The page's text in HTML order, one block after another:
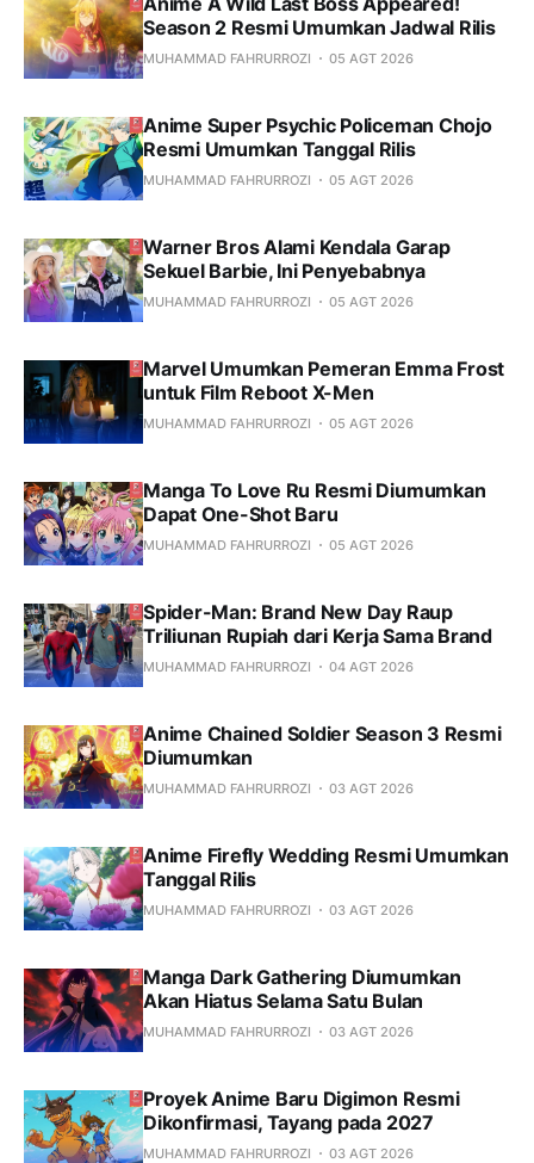
Season 2 Resmi Umumkan Jadwal Rilis
MUHAMMAD FAHRURROZI 05 AGT 2026
Anime Super Psychic Policeman Chojo
Resmi Umumkan Tanggal Rilis
MUHAMMAD FAHRURROZI 05 AGT 2026
Warner Bros Alami Kendala Garap
Sekuel Barbie, Ini Penyebabnya
MUHAMMAD FAHRURROZI 05 AGT 2026
Marvel Umumkan Pemeran Emma Frost
untuk Film Reboot X-Men
MUHAMMAD FAHRURROZI 05 AGT 2026
Manga To Love Ru Resmi Diumumkan
Dapat One-Shot Baru
MUHAMMAD FAHRURROZI 05 AGT 2026
Spider-Man: Brand New Day Raup
Triliunan Rupiah dari Kerja Sama Brand
MUHAMMAD FAHRURROZI 04 AGT 2026
Anime Chained Soldier Season 3 Resmi
Diumumkan
MUHAMMAD FAHRURROZI 03 AGT 2026
Anime Firefly Wedding Resmi Umumkan
Tanggal Rilis
MUHAMMAD FAHRURROZI 03 AGT 2026
Manga Dark Gathering Diumumkan
Akan Hiatus Selama Satu Bulan
MUHAMMAD FAHRURROZI 03 AGT 2026
Proyek Anime Baru Digimon Resmi
Dikonfirmasi, Tayang pada 2027
MUHAMMAD FAHRURROZI 03 AGT 2026